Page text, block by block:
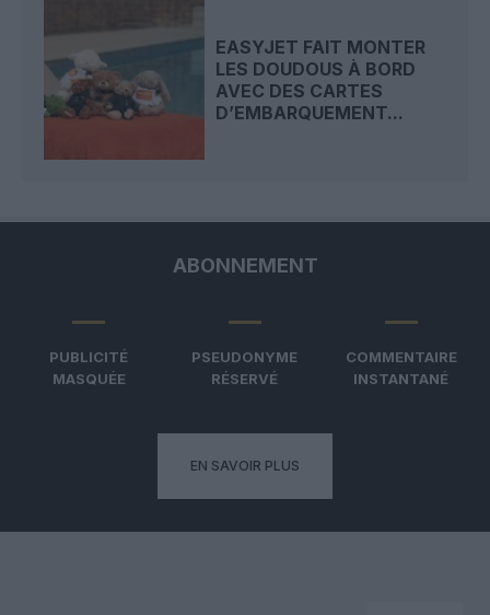
EASYJET FAIT MONTER
LES DOUDOUS À BORD
AVEC DES CARTES
D’EMBARQUEMENT...
ABONNEMENT
PUBLICITÉ
MASQUÉE
PSEUDONYME
RÉSERVÉ
COMMENTAIRE
INSTANTANÉ
EN SAVOIR PLUS